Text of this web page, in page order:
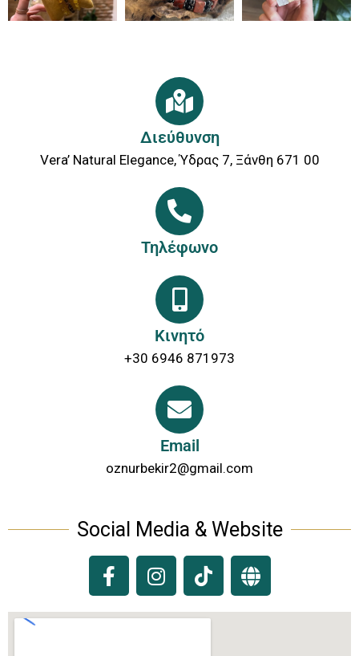
Διεύθυνση
Vera’ Νatural Εlegance, Ύδρας 7, Ξάνθη 671 00
Τηλέφωνο
Κινητό
+30 6946 871973
Email
oznurbekir2@gmail.com
Social Media & Website